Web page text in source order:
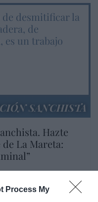
Process My
desmitificar la
de
es un trabajo
SANCHISTA
Hazte
La Mareta: